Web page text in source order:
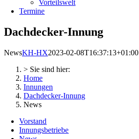
Vorteilswelt
Termine
Dachdecker-Innung
NewsKH-HX2023-02-08T16:37:13+01:00
> Sie sind hier:
Home
Innungen
Dachdecker-Innung
News
Vorstand
Innungsbetriebe